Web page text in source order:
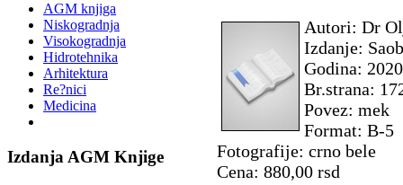
AGM knjiga
Niskogradnja
Visokogradnja
Hidrotehnika
Arhitektura
Re?nici
Medicina
Izdanja AGM Knjige
Autori: Dr
Izdanje:
Godina:
Br.strana:
Povez: mek
Format: B-5
Fotografije: crno bele
Cena: 880,00 rsd